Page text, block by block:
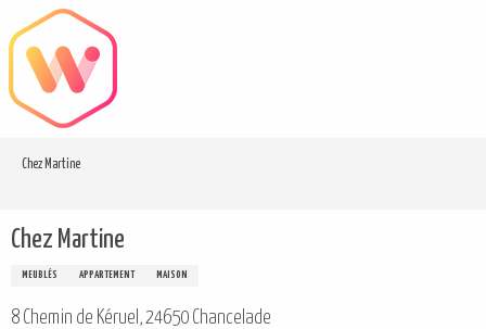
au
contenu
principal
Chez Martine
Chez Martine
MEUBLÉS APPARTEMENT MAISON
8 Chemin de Kéruel, 24650 Chancelade